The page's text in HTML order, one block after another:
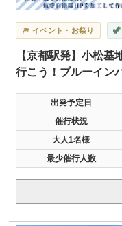
🎆 イベント・お祭り
【京都駅発】小松
行こう！ブルーイン
出発予定日
催行状況
大人1名様
最少催行人数